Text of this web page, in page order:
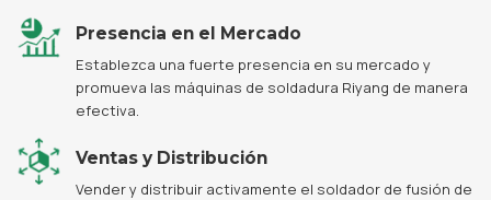
Presencia en el Mercado
Establezca una fuerte presencia en su mercado y
promueva las máquinas de soldadura Riyang de manera
efectiva.
Ventas y Distribución
Vender y distribuir activamente el soldador de fusión de